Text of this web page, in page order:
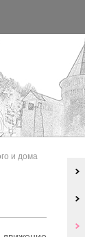
и дома